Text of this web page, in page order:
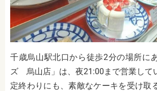
千歳烏山駅北口から徒歩2分の場所に
ズ 烏山店」は、夜21:00まで営業して
定終わりにも、素敵なケーキを受け取